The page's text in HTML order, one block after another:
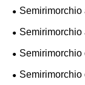
Semirimorchio
Semirimorchio
Semirimorchio